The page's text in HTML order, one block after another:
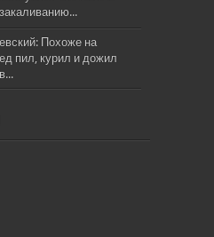
Похоже на
пил, курил и дожил